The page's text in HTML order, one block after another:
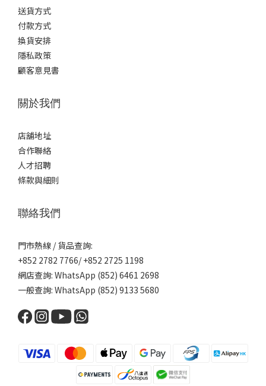
送貨方式
付款方式
換貨安排
隱私政策
顧客意見書
關於我們
店舖地址
合作聯絡
人才招聘
條款與細則
聯絡我們
門市熱線 / 貨品查詢:
+852 2782 7766/ +852 2725 1198
網店查詢: WhatsApp (852) 6461 2698
一般查詢: WhatsApp (852) 9133 5680